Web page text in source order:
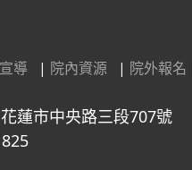
導 | 院內資源 | 院外報名
蓮市中央路三段707號